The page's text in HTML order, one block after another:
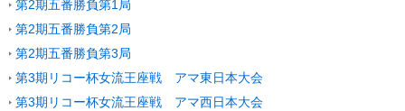
第2期五番勝負第1局
第2期五番勝負第2局
第2期五番勝負第3局
第3期リコー杯女流王座戦 アマ東日本大会
第3期リコー杯女流王座戦 アマ西日本大会